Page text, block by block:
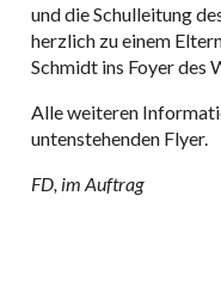
und die Schulleitung
herzlich zu einem
Schmidt ins Foyer des
Alle weiteren
untenstehenden Flyer.
FD, im Auftrag